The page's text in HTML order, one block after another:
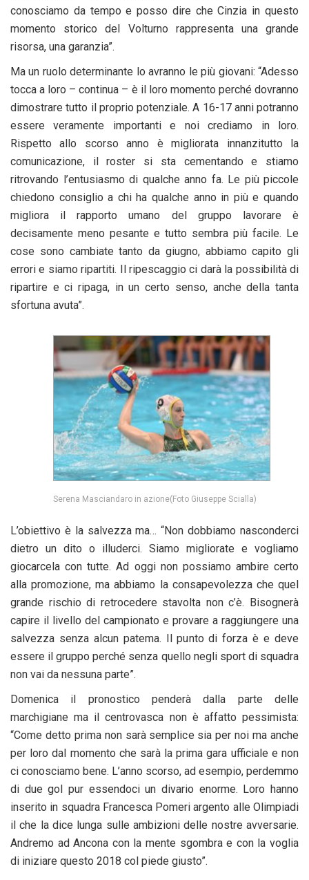
conosciamo da tempo e posso dire che Cinzia in questo
momento storico del Volturno rappresenta una grande
risorsa, una garanzia”.
Ma un ruolo determinante lo avranno le più giovani: “Adesso
tocca a loro – continua – è il loro momento perché dovranno
dimostrare tutto il proprio potenziale. A 16-17 anni potranno
essere veramente importanti e noi crediamo in loro.
Rispetto allo scorso anno è migliorata innanzitutto la
comunicazione, il roster si sta cementando e stiamo
ritrovando l’entusiasmo di qualche anno fa. Le più piccole
chiedono consiglio a chi ha qualche anno in più e quando
migliora il rapporto umano del gruppo lavorare è
decisamente meno pesante e tutto sembra più facile. Le
cose sono cambiate tanto da giugno, abbiamo capito gli
errori e siamo ripartiti. Il ripescaggio ci darà la possibilità di
ripartire e ci ripaga, in un certo senso, anche della tanta
sfortuna avuta”.
Serena Masciandaro in azione(Foto Giuseppe Scialla)
L’obiettivo è la salvezza ma… “Non dobbiamo nasconderci
dietro un dito o illuderci. Siamo migliorate e vogliamo
giocarcela con tutte. Ad oggi non possiamo ambire certo
alla promozione, ma abbiamo la consapevolezza che quel
grande rischio di retrocedere stavolta non c’è. Bisognerà
capire il livello del campionato e provare a raggiungere una
salvezza senza alcun patema. Il punto di forza è e deve
essere il gruppo perché senza quello negli sport di squadra
non vai da nessuna parte”.
Domenica il pronostico penderà dalla parte delle
marchigiane ma il centrovasca non è affatto pessimista:
“Come detto prima non sarà semplice sia per noi ma anche
per loro dal momento che sarà la prima gara ufficiale e non
ci conosciamo bene. L’anno scorso, ad esempio, perdemmo
di due gol pur essendoci un divario enorme. Loro hanno
inserito in squadra Francesca Pomeri argento alle Olimpiadi
il che la dice lunga sulle ambizioni delle nostre avversarie.
Andremo ad Ancona con la mente sgombra e con la voglia
di iniziare questo 2018 col piede giusto”.